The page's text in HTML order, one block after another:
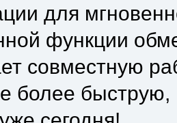
для
функции
совместную
более быструю,